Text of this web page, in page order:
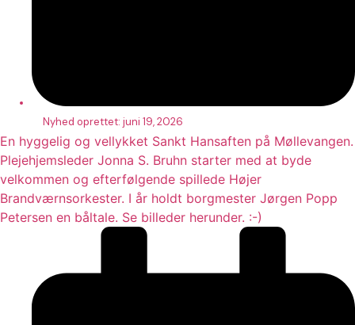
Nyhed oprettet: juni 19, 2026
En hyggelig og vellykket Sankt Hansaften på Møllevangen.
Plejehjemsleder Jonna S. Bruhn starter med at byde
velkommen og efterfølgende spillede Højer
Brandværnsorkester. I år holdt borgmester Jørgen Popp
Petersen en båltale. Se billeder herunder. :-)